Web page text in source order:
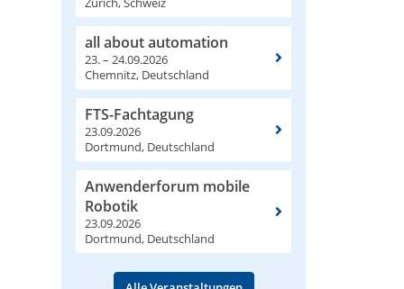
all about automation
23. – 24.09.2026
Chemnitz, Deutschland
FTS-Fachtagung
23.09.2026
Dortmund, Deutschland
Anwenderforum mobile
Robotik
23.09.2026
Dortmund, Deutschland